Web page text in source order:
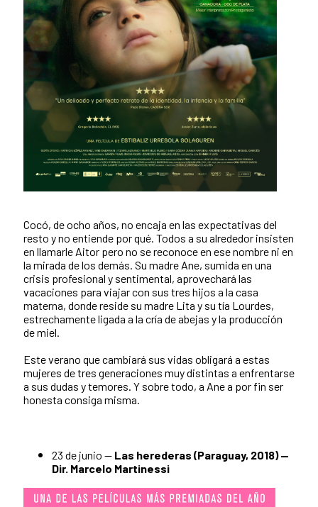
Cocó, de ocho años, no encaja en las expectativas del
resto y no entiende por qué. Todos a su alrededor insisten
en llamarle Aitor pero no se reconoce en ese nombre ni en
la mirada de los demás. Su madre Ane, sumida en una
crisis profesional y sentimental, aprovechará las
vacaciones para viajar con sus tres hijos a la casa
materna, donde reside su madre Lita y su tía Lourdes,
estrechamente ligada a la cría de abejas y la producción
de miel.
Este verano que cambiará sus vidas obligará a estas
mujeres de tres generaciones muy distintas a enfrentarse
a sus dudas y temores. Y sobre todo, a Ane a por fin ser
honesta consiga misma.
23 de junio — Las herederas (Paraguay, 2018) —
Dir. Marcelo Martinessi